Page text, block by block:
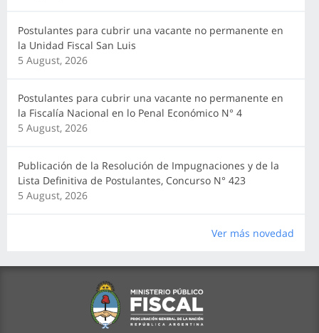
Postulantes para cubrir una vacante no permanente en
la Unidad Fiscal San Luis
5 August, 2026
Postulantes para cubrir una vacante no permanente en
la Fiscalía Nacional en lo Penal Económico N° 4
5 August, 2026
Publicación de la Resolución de Impugnaciones y de la
Lista Definitiva de Postulantes, Concurso N° 423
5 August, 2026
Ver más novedad